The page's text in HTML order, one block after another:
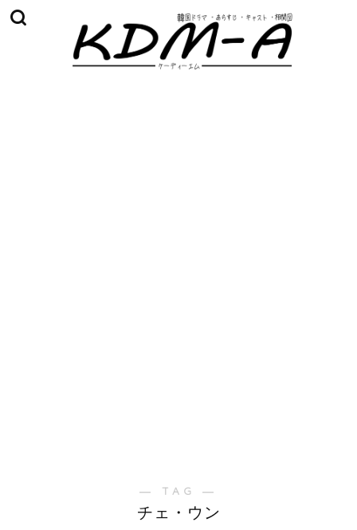
― TAG ―
チェ・ウン